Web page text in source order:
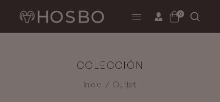
0
COLECCIÓN
Inicio / Outlet